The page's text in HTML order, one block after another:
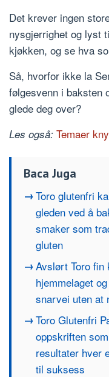
Det krever ingen
nysgjerrighet og lyst
kjøkken, og se hva
Så, hvorfor ikke la
følgesvenn i baksten
glede deg over?
Les også: Temaer
Baca Juga
Toro glutenfri
gleden ved å
smaker som
gluten
Avslørt Toro
hjemmelaget
snarvei uten at
Toro Glutenfri
oppskriften
resultater hver
til suksess